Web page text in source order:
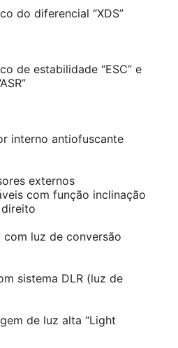
do diferencial “XDS”
de estabilidade “ESC” e
interno antiofuscante
externos
com função inclinação
com luz de conversão
sistema DLR (luz de
de luz alta “Light